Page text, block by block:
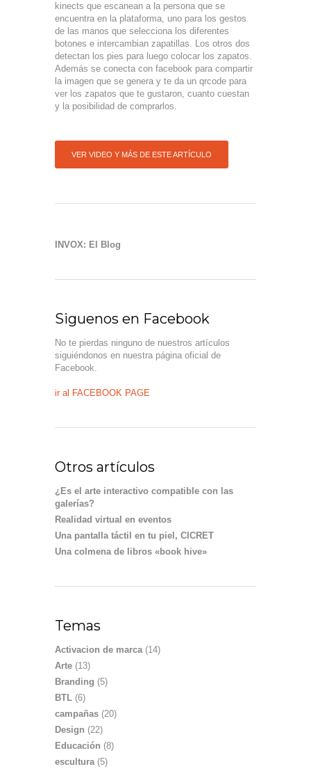
kinects que escanean a la persona que se
encuentra en la plataforma, uno para los gestos
de las manos que selecciona los diferentes
botones e intercambian zapatillas. Los otros dos
detectan los pies para luego colocar los zapatos.
Además se conecta con facebook para compartir
la imagen que se genera y te da un qrcode para
ver los zapatos que te gustaron, cuanto cuestan
y la posibilidad de comprarlos.
VER VIDEO Y MÁS DE ESTE ARTÍCULO
INVOX: El Blog
Siguenos en Facebook
No te pierdas ninguno de nuestros artículos
siguiéndonos en nuestra página oficial de
Facebook.
ir al FACEBOOK PAGE
Otros artículos
¿Es el arte interactivo compatible con las
galerías?
Realidad virtual en eventos
Una pantalla táctil en tu piel, CICRET
Una colmena de libros «book hive»
Temas
Activacion de marca(14)
Arte (13)
Branding (5)
BTL (6)
campañas (20)
Design (22)
Educación (8)
escultura(5)